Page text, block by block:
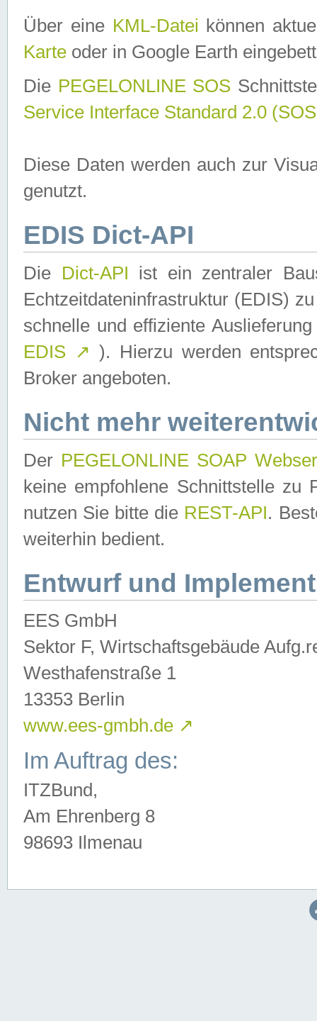
Über eine KML-Datei können
Karte oder in Google Earth
Die PEGELONLINE SOS
Service Interface Standard 2.0
Diese Daten werden auch zur
genutzt.
EDIS Dict-API
Die Dict-API ist ein zentraler
Echtzeitdateninfrastruktur (EDIS)
schnelle und effiziente
EDIS ↗ ). Hierzu werden
Broker angeboten.
Nicht mehr
Der PEGELONLINE SOAP
keine empfohlene Schnittstelle zu
nutzen Sie bitte die REST-API.
weiterhin bedient.
Entwurf und
EES GmbH
Sektor F, Wirtschaftsgebäude
Westhafenstraße 1
13353 Berlin
www.ees-gmbh.de ↗
Im Auftrag des:
ITZBund,
Am Ehrenberg 8
98693 Ilmenau